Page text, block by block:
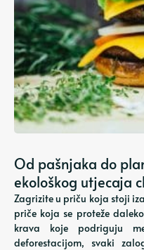
Od pašnjaka do
ekološkog utjecaja
Zagrizite u priču koja stoji
priče koja se proteže
krava koje podriguju
deforestacijom, svaki